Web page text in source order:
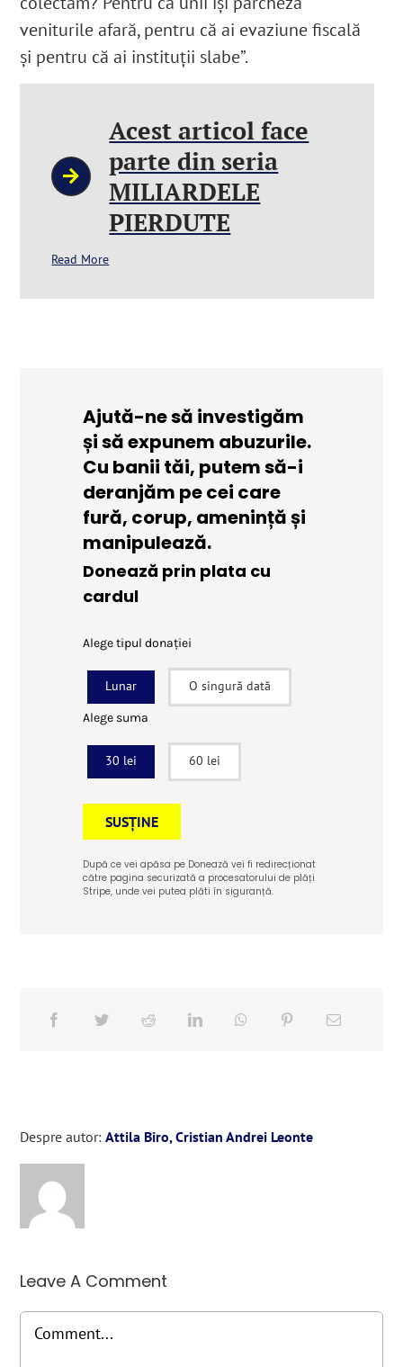
veniturile afară, pentru că ai evaziune fiscală
și pentru că ai instituții slabe”.
Acest articol face
parte din seria
MILIARDELE
PIERDUTE
Read More
Ajută-ne să investigăm
și să expunem abuzurile.
Cu banii tăi, putem să-i
deranjăm pe cei care
fură, corup, amenință și
manipulează.
Donează prin plata cu
cardul
Alege tipul donației
Lunar O singură dată
Alege suma
30 lei 60 lei
SUSȚINE
După ce vei apăsa pe Donează vei fi redirecționat
către pagina securizată a procesatorului de plăți
Stripe, unde vei putea plăti în siguranță.
Despre autor:Attila Biro, Cristian Andrei Leonte
Leave A Comment
Comment